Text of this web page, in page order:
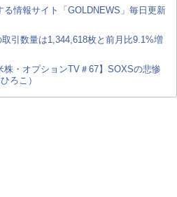
る情報サイト「GOLDNEWS」毎日更新
引数量は1,344,618枚と前月比9.1%増
株・オプションTV＃67】SOXSの悲惨
ろこ）